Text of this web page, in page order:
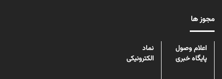
مجوز ها
اعلام وصول
پایگاه خبری
نماد
الکترونیکی